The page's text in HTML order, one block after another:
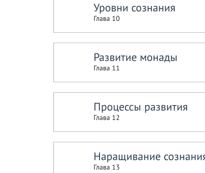
Уровни сознания
Глава 10
Развитие монады
Глава 11
Процессы развития
Глава 12
Наращивание
Глава 13